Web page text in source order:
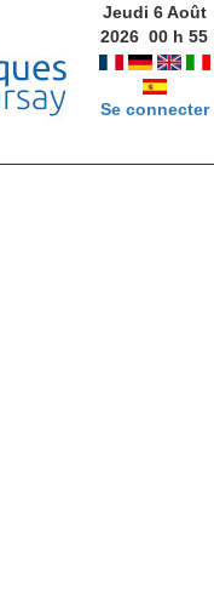
Jeudi 6 Août
2026 00 h55
Se connecter